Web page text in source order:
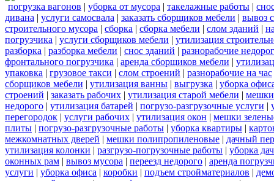
погрузка вагонов | уборка от мусора | такелажные работы |
дивана | услуги самосвала | заказать сборщиков мебели | вывоз
строительного мусора | сборка | сборка мебели | слом зданий |
погрузчика | услуги сборщиков мебели | утилизация
разборка | разборка мебели | снос зданий | разнорабочие
фронтального погрузчика | аренда сборщиков мебели |
упаковка | грузовое такси | слом строений | разнорабочие на час
сборщиков мебели | утилизация ванны | выгрузка | уборка
строений | заказать рабочих | утилизация старой мебели |
недорого | утилизация батарей | погрузо-разгрузочные услуги |
перегородок | услуги рабочих | утилизация окон | мешки
плиты | погрузо-разгрузочные работы | уборка квартиры |
межкомнатных дверей | мешки полипропиленовые | дачный
утилизация колонки | разгрузо-погрузочные работы | уборка
оконных рам | вывоз мусора | переезд недорого | аренда
услуги | уборка офиса | коробки | подъем стройматериалов |